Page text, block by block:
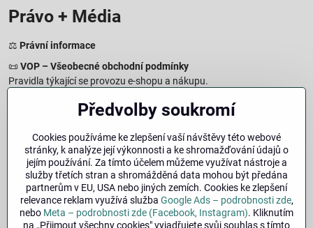
Právo + Média
⚖️ Právní informace
📜VOP – Všeobecné obchodní podmínky
Pravidla týkající se provozu e-shopu a nákupu.
Zásady zpracování osobních údajů
Jak chráníme a zpracováváme vaše osobní údaje.
Informace o cookies
Informace o používaných cookies a zpracování údajů na webu.
Právo na odstoupení – 14denní vrácení
Postup a podmínky odstoupení od nákupu.
Impresum
Údaje o provozovateli a právní informace.
Předvolby soukromí
Cookies používáme ke zlepšení vaší návštěvy této webové
stránky, k analýze její výkonnosti a ke shromažďování údajů o
jejím používání. Za tímto účelem můžeme využívat nástroje a
služby třetích stran a shromážděná data mohou být předána
partnerům v EU, USA nebo jiných zemích. Cookies ke zlepšení
relevance reklam využívá služba Google Ads – podrobnosti zde,
nebo Meta – podrobnosti zde (Facebook, Instagram). Kliknutím
na „Přijmout všechny cookies" vyjadřujete svůj souhlas s tímto